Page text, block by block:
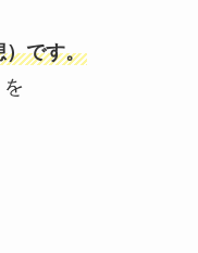
）です。